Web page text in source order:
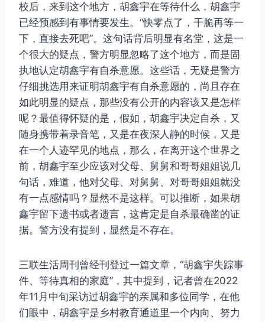
校后，来到这个地方，胡鑫宇在等待什么，胡鑫宇
已经预感到有事情要发生。“快零点了，干脆再等一
下，直接去死吧”。这句话背后明显有名堂，这是一
个很大的疑点，警方明显忽略了这个地方，而是固
执地认定胡鑫宇有自杀意愿。这些话，无疑是警方
仔细挑选用来证明胡鑫宇有自杀意愿的，尚且存在
如此明显的疑点，那些没有公开的内容该又是怎样
呢？最值得怀疑的是，假如，胡鑫宇决定自杀，又
随身携带着录音笔，又是在夜深人静的时候，又是
在一个人迹罕见的地点，那么，在离开这个世界之
前，胡鑫宇至少应该对父母、舅舅和哥哥姐姐说几
句话，难道，他对父母、对舅舅、对哥哥姐姐就没
有一点感情吗？显然不是这样。可以推断，如果胡
鑫宇留下遗书或者遗言，这肯定是自杀最确凿的证
据。警方没有提到，显然是不存在。
三联生活周刊曾经刊登过一篇文章，“胡鑫宇失踪事
件、等待真相的家庭”，其中提到，记者曾在2022
年11月中旬采访过胡鑫宇的亲属和多位同学，在他
们眼中，胡鑫宇是乡村教育通道里一个内向、努力